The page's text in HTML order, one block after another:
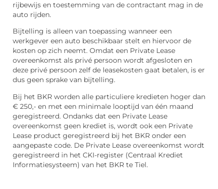
rijbewijs en toestemming van de contractant mag in de
auto rijden.
Bijtelling is alleen van toepassing wanneer een
werkgever een auto beschikbaar stelt en hiervoor de
kosten op zich neemt. Omdat een Private Lease
overeenkomst als privé persoon wordt afgesloten en
deze privé persoon zelf de leasekosten gaat betalen, is er
dus geen sprake van bijtelling.
Bij het BKR worden alle particuliere kredieten hoger dan
€ 250,- en met een minimale looptijd van één maand
geregistreerd. Ondanks dat een Private Lease
overeenkomst geen krediet is, wordt ook een Private
Lease product geregistreerd bij het BKR onder een
aangepaste code. De Private Lease overeenkomst wordt
geregistreerd in het CKI-register (Centraal Krediet
Informatiesysteem) van het BKR te Tiel.